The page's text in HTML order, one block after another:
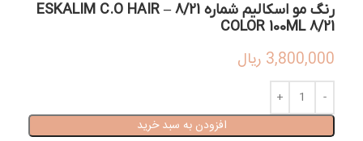
رنگ مو اسکالیم شماره 8/21 – ESKALIM C.O HAIR
COLOR 100ML 8/21
3,800,000 ریال
افزودن به سبد خرید